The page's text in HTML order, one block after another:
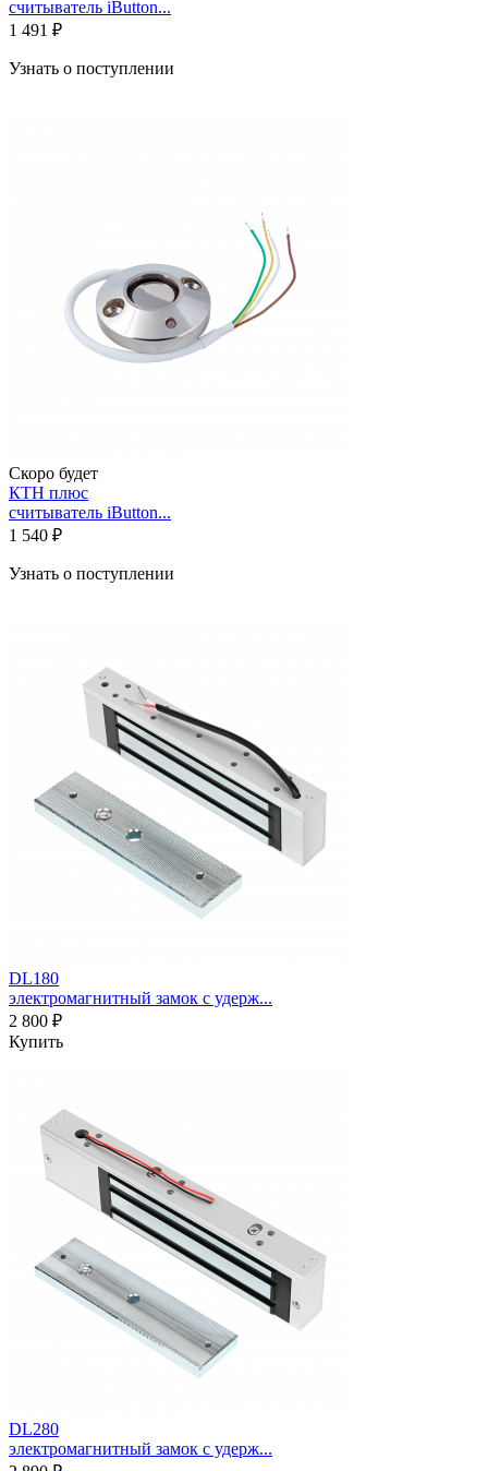
считыватель iButton...
1 491 ₽
Узнать о поступлении
Скоро будет
КТН плюс
считыватель iButton...
1 540 ₽
Узнать о поступлении
DL180
электромагнитный замок с удерж...
2 800 ₽
Купить
DL280
электромагнитный замок с удерж...